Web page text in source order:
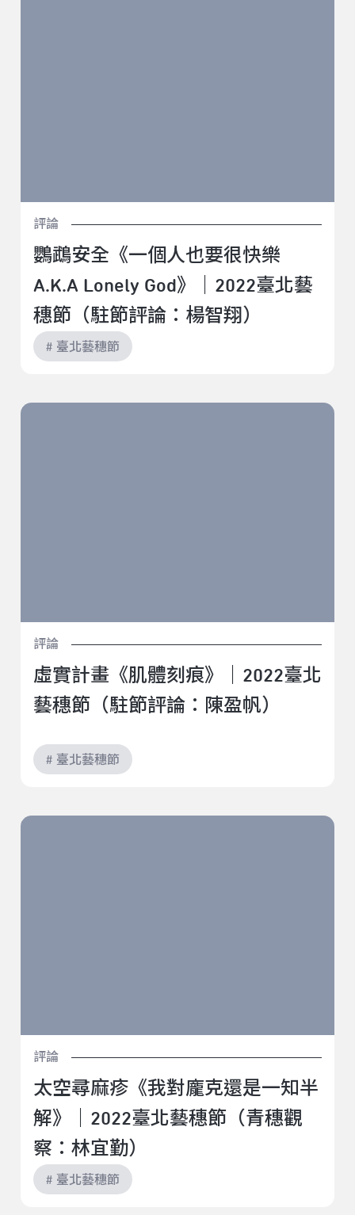
評論
鸚鵡安全《一個人也要很快樂
A.K.A Lonely God》｜2022臺北藝
穗節（駐節評論：楊智翔）
# 臺北藝穗節
虛實計畫《肌體刻痕》｜2022臺北藝穗節（駐節評論：
評論
虛實計畫《肌體刻痕》｜2022臺北
藝穗節（駐節評論：陳盈帆）
# 臺北藝穗節
太空尋麻疹《我對龐克還是一知半解》｜2022臺北藝穗
評論
太空尋麻疹《我對龐克還是一知半
解》｜2022臺北藝穗節（青穗觀
察：林宜勤）
# 臺北藝穗節